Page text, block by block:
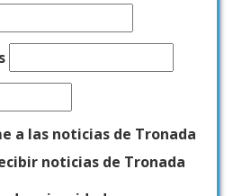
a las noticias de Tronada
noticias de Tronada